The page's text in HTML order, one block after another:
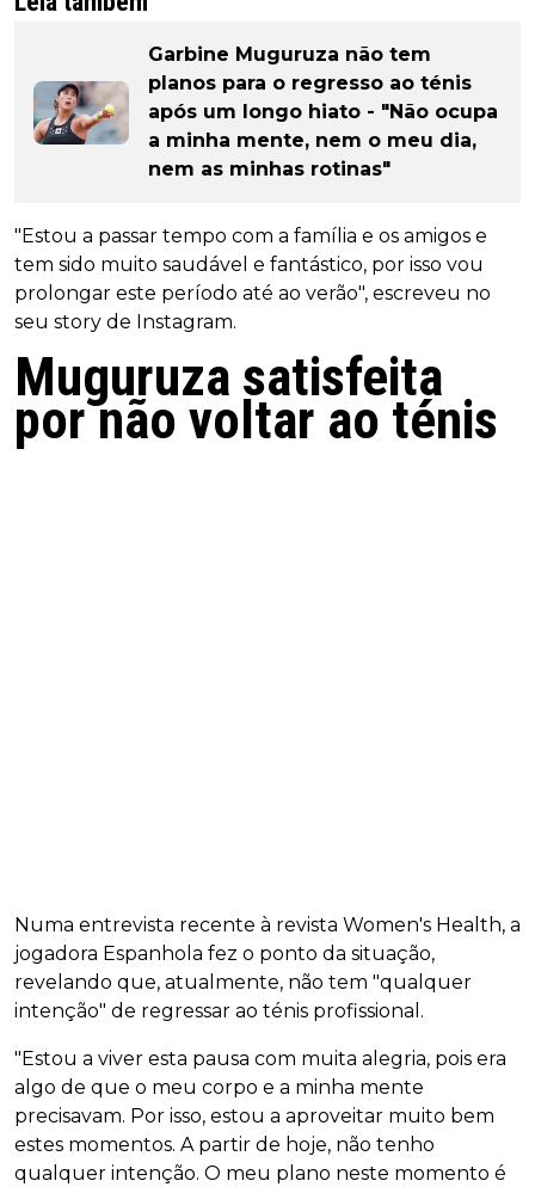
Garbine Muguruza não tem
planos para o regresso ao ténis
após um longo hiato - "Não ocupa
a minha mente, nem o meu dia,
nem as minhas rotinas"
"Estou a passar tempo com a família e os amigos e
tem sido muito saudável e fantástico, por isso vou
prolongar este período até ao verão", escreveu no
seu story de Instagram.
Muguruza satisfeita
por não voltar ao ténis
Numa entrevista recente à revista Women's Health, a
jogadora Espanhola fez o ponto da situação,
revelando que, atualmente, não tem "qualquer
intenção" de regressar ao ténis profissional.
"Estou a viver esta pausa com muita alegria, pois era
algo de que o meu corpo e a minha mente
precisavam. Por isso, estou a aproveitar muito bem
estes momentos. A partir de hoje, não tenho
qualquer intenção. O meu plano neste momento é